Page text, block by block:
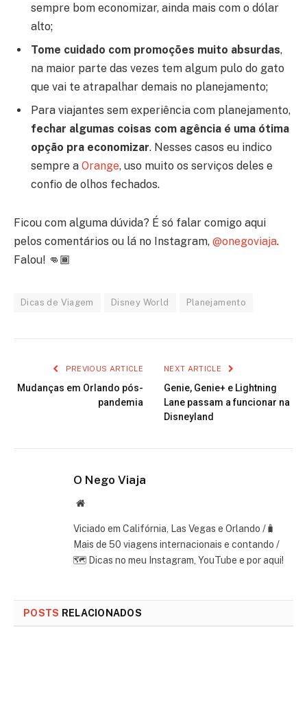
sempre bom economizar, ainda mais com o dólar
alto;
Tome cuidado com promoções muito absurdas,
na maior parte das vezes tem algum pulo do gato
que vai te atrapalhar demais no planejamento;
Para viajantes sem experiência com planejamento,
fechar algumas coisas com agência é uma ótima
opção pra economizar. Nesses casos eu indico
sempre a Orange, uso muito os serviços deles e
confio de olhos fechados.
Ficou com alguma dúvida? É só falar comigo aqui
pelos comentários ou lá no Instagram, @onegoviaja.
Falou! 👊🏾
Dicas de Viagem Disney World Planejamento
PREVIOUS ARTICLE
Mudanças em Orlando pós-
pandemia
NEXT ARTICLE
Genie, Genie+ e Lightning
Lane passam a funcionar na
Disneyland
O Nego Viaja
Website
Viciado em Califórnia, Las Vegas e Orlando /🧳
Mais de 50 viagens internacionais e contando /
🗺 Dicas no meu Instagram, YouTube e por aqui!
POSTS RELACIONADOS